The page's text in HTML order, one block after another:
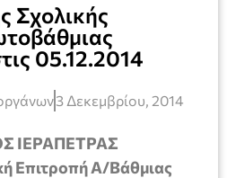
Σχολικής
05.12.2014
3 Δεκεμβρίου, 2014
ΙΕΡΑΠΕΤΡΑΣ
Επιτροπή Α/Βάθμιας